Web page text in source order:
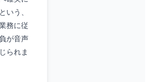
いう、
務に従
が音声
られま